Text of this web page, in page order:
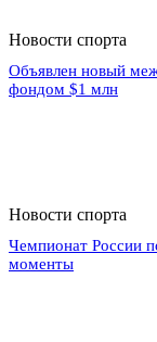
Новости спорта
Объявлен новый
фондом $1 млн
Новости спорта
Чемпионат России
моменты